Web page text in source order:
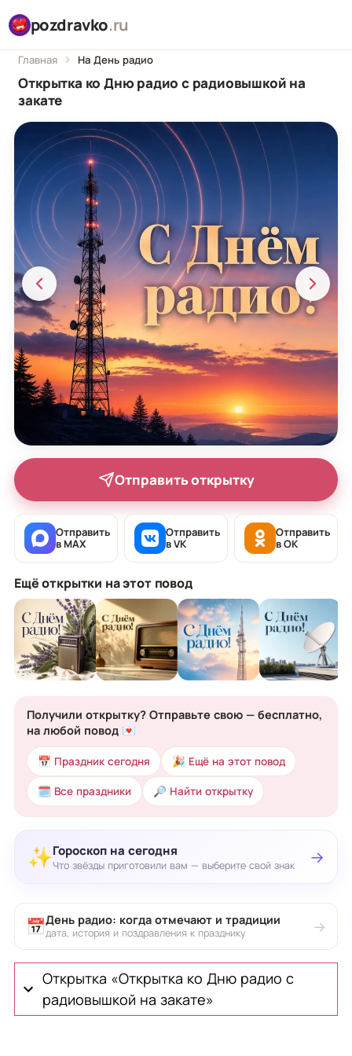
pozdravko.ru
Главная На День радио
Открытка ко Дню радио с радиовышкой на
закате
Отправить открытку
Отправить
в MAX
Отправить
в VK
Отправить
в OK
Ещё открытки на этот повод
Получили открытку? Отправьте свою — бесплатно,
на любой повод 💌
📅 Праздник сегодня 🎉 Ещё на этот повод
🗓 Все праздники 🔎 Найти открытку
✨Гороскоп на сегодня
Что звёзды приготовили вам — выберите свой знак →
📅День радио: когда отмечают и традиции
дата, история и поздравления к празднику →
Открытка «Открытка ко Дню радио с
радиовышкой на закате»